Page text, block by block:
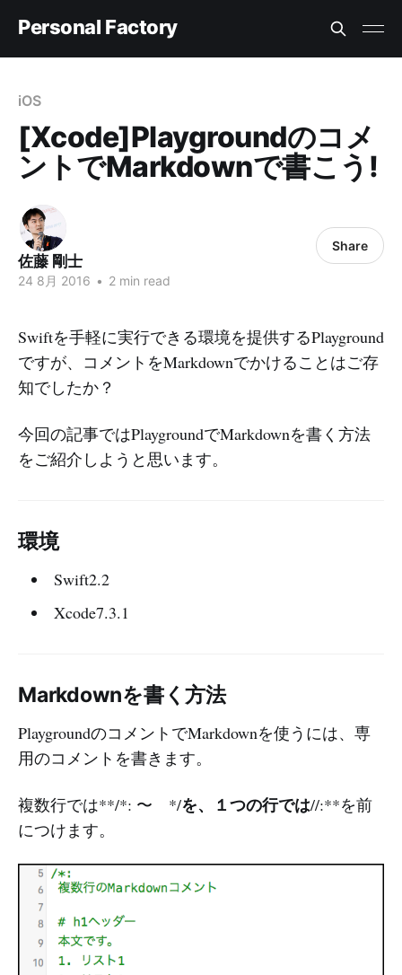
Personal Factory
iOS
[Xcode]Playgroundのコメ
ントでMarkdownで書こう!
佐藤 剛士
24 8月 2016 • 2 min read
Share
Swiftを手軽に実行できる環境を提供するPlayground
ですが、コメントをMarkdownでかけることはご存
知でしたか？
今回の記事ではPlaygroundでMarkdownを書く方法
をご紹介しようと思います。
環境
Swift2.2
Xcode7.3.1
Markdownを書く方法
PlaygroundのコメントでMarkdownを使うには、専
用のコメントを書きます。
複数行では**/*: 〜 */を、１つの行では//:**を前
につけます。